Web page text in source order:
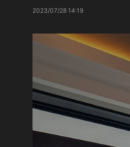
2023/07/28 14:19